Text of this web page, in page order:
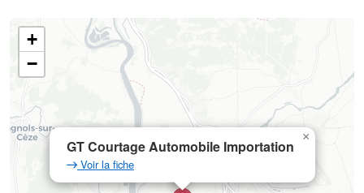
GT Courtage Automobile Importation
Voir la fiche
×
+
−